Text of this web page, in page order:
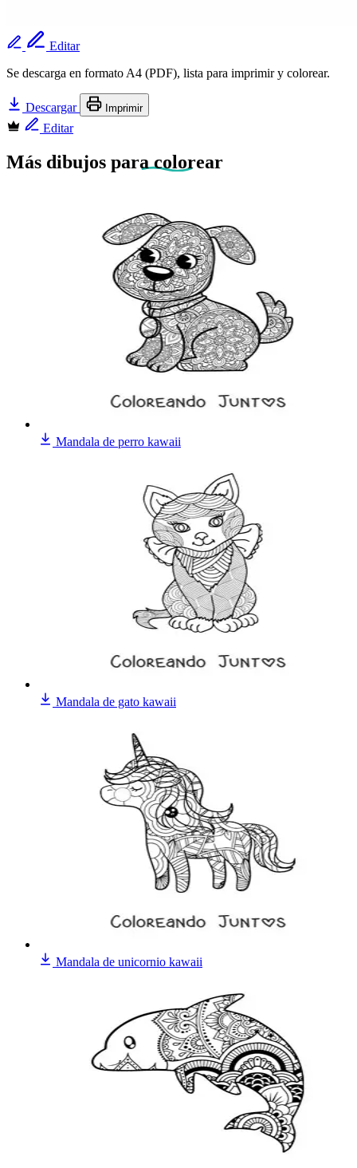
Editar
Se descarga en formato A4 (PDF), lista para imprimir y colorear.
Descargar Imprimir
Editar
Más dibujos para colorear
Mandala de perro kawaii
Mandala de gato kawaii
Mandala de unicornio kawaii